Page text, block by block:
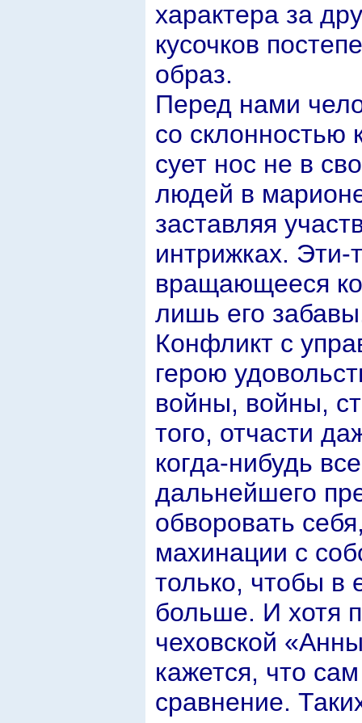
характера за
кусочков
образ.
Перед нами
со склонностью
сует нос не в
людей в
заставляя
интрижках. Эти-
вращающееся
лишь его
Конфликт с
герою
войны, войны,
того, отчасти
когда-нибудь
дальнейшего
обворовать
махинации с
только, чтобы в
больше. И хотя
чеховской
кажется, что
сравнение.